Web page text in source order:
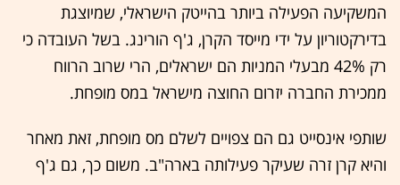
המשקיעה הפעילה ביותר בהייטק הישראלי, שמיוצגת
בדירקטוריון על ידי מייסד הקרן, ג'ף הורינג. בשל העובדה כי
רק 42% מבעלי המניות הם ישראלים, הרי שרוב הרווח
ממכירת החברה יזרום החוצה מישראל במס מופחת.
שותפי אינסייט גם הם צפויים לשלם מס מופחת, זאת מאחר
והיא קרן זרה שעיקר פעילותה בארה"ב. משום כך, גם ג'ף